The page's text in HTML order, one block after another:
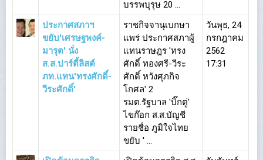
บรรพบุรุษ 20 ...
ประกาศสภาฯ
ขยับ'เศรษฐพงค์-
มารุต' นั่ง
ส.ส.ปาร์ตี้ลิสต์
ภท.แทน'ทรงศักดิ์-
วีระศักดิ์'
ราชกิจจานุเบกษา
แพร่ ประกาศสภาผู้
แทนราษฎร 'ทรง
ศักดิ์ ทองศรี-วีระ
ศักดิ์ หวังศุภกิจ
โกศล' 2
รมต.รัฐบาล 'บิ๊กตู่'
ไขก๊อก ส.ส.บัญชี
รายชื่อ ภูมิใจไทย
ขยับ ' ...
วันพุธ, 24
กรกฎาคม
2562
17:31